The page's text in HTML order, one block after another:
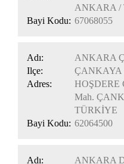
ANKARA /
Bayi Kodu: 67068055
Adı:
ANKARA
Ilçe:
ÇANKAYA
Adres:
HOŞDERE
Mah.
TÜRKİYE
Bayi Kodu: 62064500
Adı:
ANKARA